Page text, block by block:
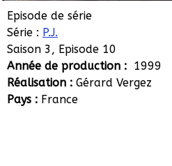
Episode de série
Série : P.J.
Saison 3, Episode 10
Année de production : 1999
Réalisation : Gérard Vergez
Pays : France